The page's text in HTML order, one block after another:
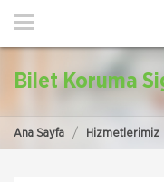
ANA SAYFA
POLIÇE HATIRLAT
Bilet Koruma
Ana Sayfa Hizmetlerimiz